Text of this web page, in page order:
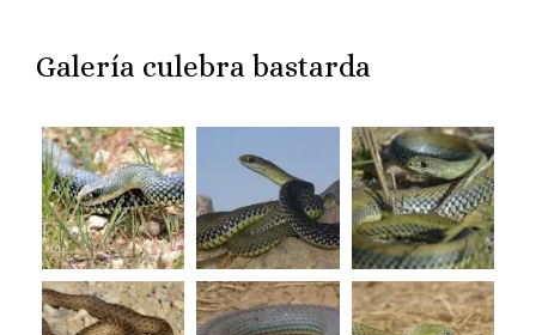
Galería culebra bastarda